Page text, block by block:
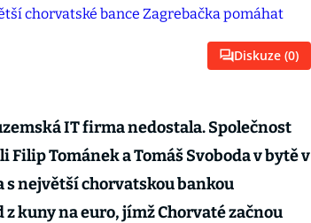
Diskuze (0)
IT firma nedostala. Společnost
Filip Tománek a Tomáš Svoboda v bytě v
s největší chorvatskou bankou
kuny na euro, jímž Chorvaté začnou